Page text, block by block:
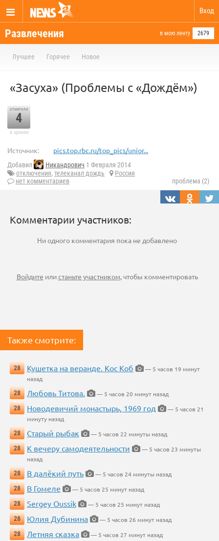
Вход
Развлечения в мою ленту 2679
Лучшее Горячее Новое
«Засуха» (Проблемы с «Дождём»)
отметили
4
в архиве
Источник: pics.top.rbc.ru/top_pics/unior...
Добавил Никандрович 1 Февраля 2014
отключения, телеканал дождь
Россия
нет комментариев
проблема (2)
Комментарии участников:
Ни одного комментария пока не добавлено
Войдите илистаньте участником, чтобы комментировать
Также смотрите:
28 Кушетка на веранде. Кос Коб
— 5 часов 19 минут
назад
28
Любовь Титова.
— 5 часов 20 минут назад
28
Новодевичий монастырь, 1969 год
— 5 часов 21
минуту назад
28
Старый рыбак
— 5 часов 22 минуты назад
28
К вечеру самодеятельности
— 5 часов 23 минуты
назад
28
В далёкий путь
— 5 часов 24 минуты назад
28
В Гомеле
— 5 часов 25 минут назад
28
Sergey Oussik
— 5 часов 25 минут назад
28
Юлия Дубинина
— 5 часов 26 минут назад
28
Летняя сказка — 5 часов 27 минут назад